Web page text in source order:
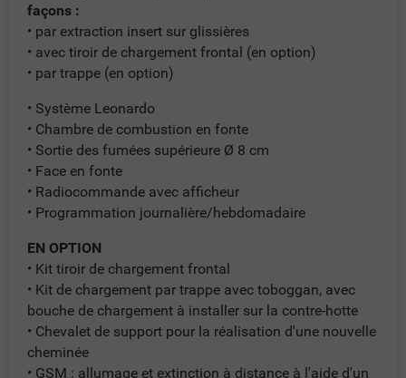
façons :
• par extraction insert sur glissières
• avec tiroir de chargement frontal (en option)
• par trappe (en option)
• Système Leonardo
• Chambre de combustion en fonte
• Sortie des fumées supérieure Ø 8 cm
• Face en fonte
• Radiocommande avec afficheur
• Programmation journalière/hebdomadaire
EN OPTION
• Kit tiroir de chargement frontal
• Kit de chargement par trappe avec toboggan, avec
bouche de chargement à installer sur la contre-hotte
• Chevalet de support pour la réalisation d'une nouvelle
cheminée
• GSM : allumage et extinction à distance à l'aide d'un